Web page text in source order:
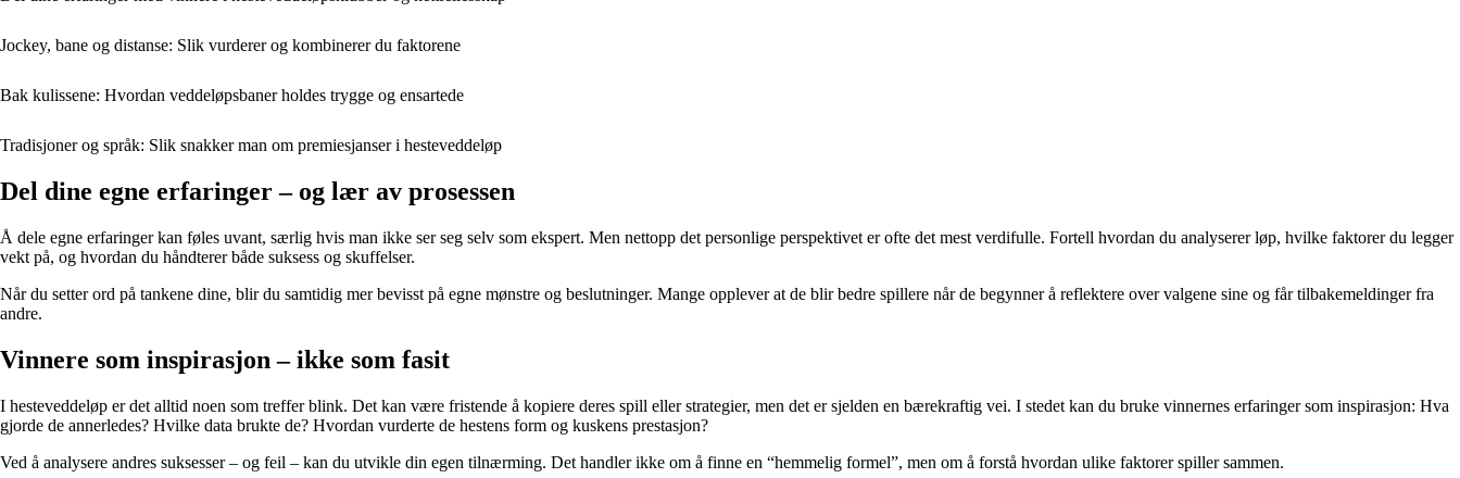
Jockey, bane og distanse: Slik vurderer og kombinerer du faktorene
Bak kulissene: Hvordan veddeløpsbaner holdes trygge og ensartede
Tradisjoner og språk: Slik snakker man om premiesjanser i hesteveddeløp
Del dine egne erfaringer – og lær av prosessen
Å dele egne erfaringer kan føles uvant, særlig hvis man ikke ser seg selv som ekspert. Men nettopp det personlige perspektivet er ofte det mest verdifulle. Fortell hvordan du analyserer løp, hvilke faktorer du legger
vekt på, og hvordan du håndterer både suksess og skuffelser.
Når du setter ord på tankene dine, blir du samtidig mer bevisst på egne mønstre og beslutninger. Mange opplever at de blir bedre spillere når de begynner å reflektere over valgene sine og får tilbakemeldinger fra
andre.
Vinnere som inspirasjon – ikke som fasit
I hesteveddeløp er det alltid noen som treffer blink. Det kan være fristende å kopiere deres spill eller strategier, men det er sjelden en bærekraftig vei. I stedet kan du bruke vinnernes erfaringer som inspirasjon: Hva
gjorde de annerledes? Hvilke data brukte de? Hvordan vurderte de hestens form og kuskens prestasjon?
Ved å analysere andres suksesser – og feil – kan du utvikle din egen tilnærming. Det handler ikke om å finne en “hemmelig formel”, men om å forstå hvordan ulike faktorer spiller sammen.